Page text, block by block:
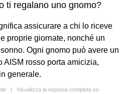
ti regalano uno gnomo?
assicurare a chi lo riceve
proprie giornate, nonché un
Ogni gnomo può avere un
AISM rosso porta amicizia,
generale.
| Visualizza la risposta completa su